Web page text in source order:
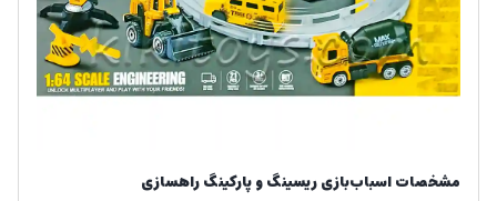
مشخصات اسباب‌بازی ریسینگ و پارکینگ راهسازی